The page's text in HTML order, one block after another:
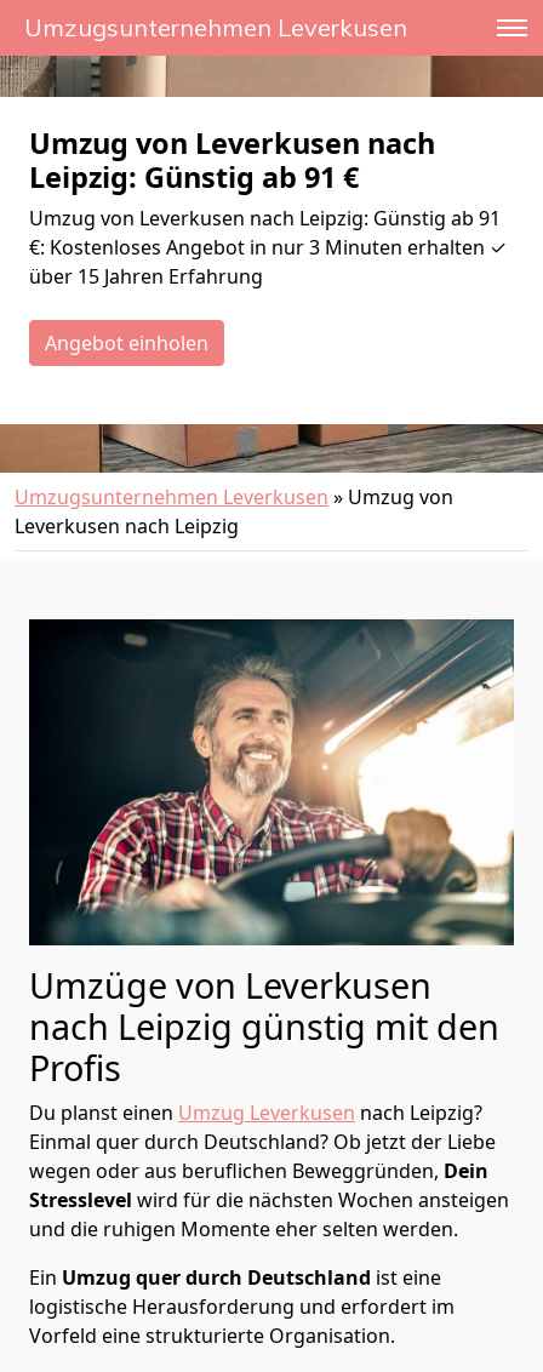
Umzugsunternehmen Leverkusen
Umzug von Leverkusen nach
Leipzig: Günstig ab 91 €
Umzug von Leverkusen nach Leipzig: Günstig ab 91
€: Kostenloses Angebot in nur 3 Minuten erhalten ✓
über 15 Jahren Erfahrung
Angebot einholen
Umzugsunternehmen Leverkusen » Umzug von
Leverkusen nach Leipzig
Umzüge von Leverkusen
nach Leipzig günstig mit den
Profis
Du planst einen Umzug Leverkusen nach Leipzig?
Einmal quer durch Deutschland? Ob jetzt der Liebe
wegen oder aus beruflichen Beweggründen, Dein
Stresslevel wird für die nächsten Wochen ansteigen
und die ruhigen Momente eher selten werden.
Ein Umzug quer durch Deutschland ist eine
logistische Herausforderung und erfordert im
Vorfeld eine strukturierte Organisation.